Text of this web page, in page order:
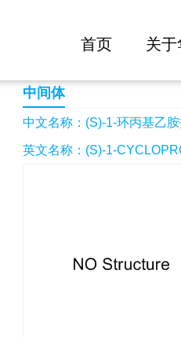
首页 关于
(S)-1-环丙基乙胺盐酸盐
中间体
中文名称：(S)-1-环丙基乙
英文名称：(S)-1-